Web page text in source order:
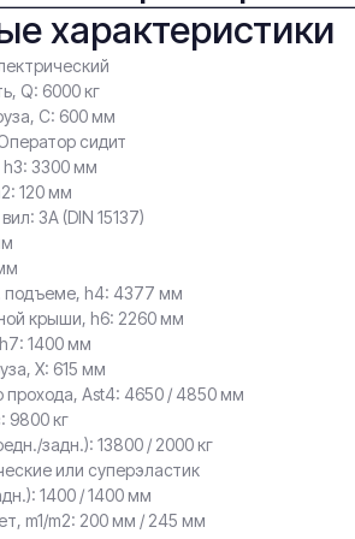
характеристики
Q: 6000 кг
С: 600 мм
сидит
3300 мм
120 мм
3A (DIN 15137)
подъеме, h4: 4377 мм
крыши, h6: 2260 мм
1400 мм
X: 615 мм
прохода, Ast4: 4650 / 4850 мм
9800 кг
задн.): 13800 / 2000 кг
или суперэластик
1400 / 1400 мм
m1/m2: 200 мм / 245 мм